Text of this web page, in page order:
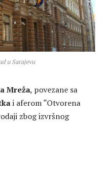
u Sarajevu
Mreža, povezane sa
i aferom “Otvorena
zbog izvršnog